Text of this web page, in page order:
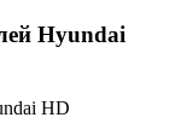
Hyundai